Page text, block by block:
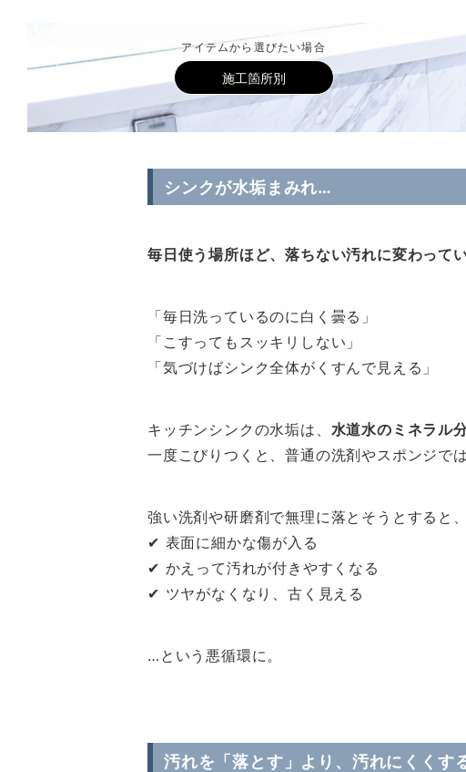
アイテムから選びたい場合
施工箇所別
シンクが水垢まみれ…
毎日使う場所ほど、落ちない汚れに変わって
「毎日洗っているのに白く曇る」
「こすってもスッキリしない」
「気づけばシンク全体がくすんで見える」
キッチンシンクの水垢は、 水道水のミネラル
一度こびりつくと、普通の洗剤やスポンジで
強い洗剤や研磨剤で無理に落とそうとすると、
✔ 表面に細かな傷が入る
✔ かえって汚れが付きやすくなる
✔ ツヤがなくなり、古く見える
…という悪循環に。
汚れを「落とす」より、汚れにくくす